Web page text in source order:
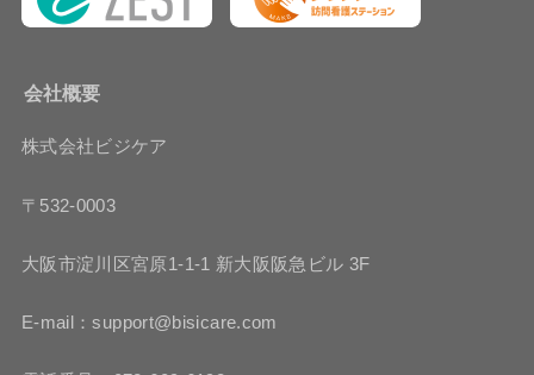
会社概要
株式会社ビジケア
〒532-0003
大阪市淀川区宮原1-1-1 新大阪阪急ビル 3F
E-mail：support@bisicare.com